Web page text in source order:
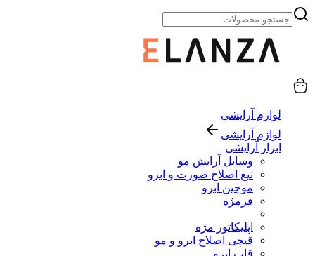
لوازم آرایشی
لوازم آرایشی
ابزار آرایشی
وسایل آرایش مو
تیغ اصلاح صورت و ابرو
موچین ابرو
فرمژه
اپلیکاتور مژه
قیچی اصلاح ابرو و مو
قاب ابرو